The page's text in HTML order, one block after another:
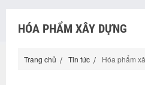
HÓA PHẨM XÂY DỰNG
Trang chủ Tin tức Hóa phẩm